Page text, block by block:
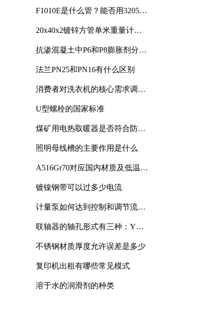
F1010E是什么管？能否用3205或
20x40x2镀锌方管单米重量计算
抗渗混凝土中P6和P8膨胀剂分别
法兰PN25和PN16有什么区别
消费者对洗衣机的核心需求调研
U型螺栓的国家标准
煤矿用电热取暖器是否符合防爆
照明母线槽的主要作用是什么
A516Gr70对应国内材质及低温冲
镀镍钢带可以过多少电流
计量泵如何达到控制和调节流量
联轴器的轴孔形式有三种：Y
不锈钢材质厚度允许误差是多少
复印机出租有哪些常见模式
溶于水的润滑剂的种类